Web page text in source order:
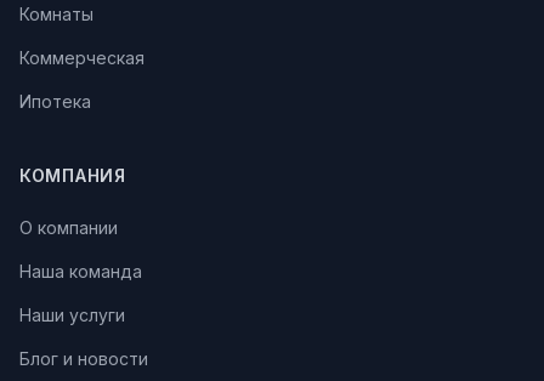
Комнаты
Коммерческая
Ипотека
КОМПАНИЯ
О компании
Наша команда
Наши услуги
Блог и новости